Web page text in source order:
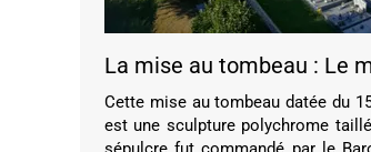
La mise au tombeau : Le
Cette mise au tombeau datée du
est une sculpture polychrome